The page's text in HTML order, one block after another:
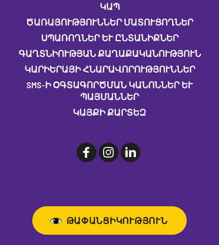
ԿԱՊ
ԾԱՌԱՅՈՒԹՅՈՒՆՆԵՐ ՄԱՏՈՒՑՈՂՆԵՐ
ՍՊԱՌՈՂՆԵՐ ԵՒ ԸՆՏԱՆԻՔՆԵՐ
ԳԱՂՏՆԻՈՒԹՅԱՆ ՔԱՂԱՔԱԿԱՆՈՒԹՅՈՒՆ
ԿԱՐԻԵՐԱՅԻ ՀՆԱՐԱՎՈՐՈՒԹՅՈՒՆՆԵՐ
SMS-Ի ՕԳՏԱԳՈՐԾՄԱՆ ԿԱՆՈՆՆԵՐ ԵՒ Պ
ԱՅՄԱՆՆԵՐ
ԿԱՅՔԻ ՔԱՐՏԵԶ
ԹԱՓԱՆՑԻԿՈՒԹՅՈՒՆ